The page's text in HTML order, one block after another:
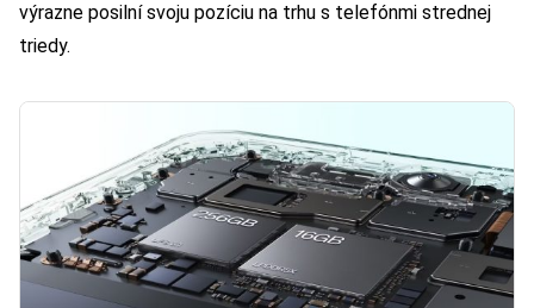
výrazne posilní svoju pozíciu na trhu s telefónmi strednej
triedy.